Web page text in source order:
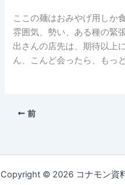
ここの麺はおみやげ用しか
雰囲気、勢い、ある種の緊
出さんの店先は、期待以上
ん、こんど会ったら、もっ
前
Copyright © 2026 コナモン資